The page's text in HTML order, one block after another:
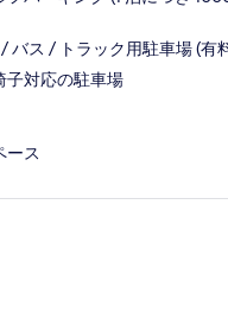
バス / トラック用駐車場 (有
子対応の駐車場
ース